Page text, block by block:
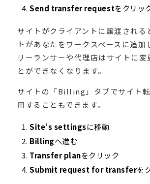
Send transfer requestをクリッ
サイトがクライアントに譲渡される
トがあなたをワークスペースに追加
リーランサーや代理店はサイトに変
とができなくなります。
サイトの「Billing」タブでサイト
用することもできます。
Site’s settingsに移動
Billingへ進む
Transfer planをクリック
Submit request for transferを